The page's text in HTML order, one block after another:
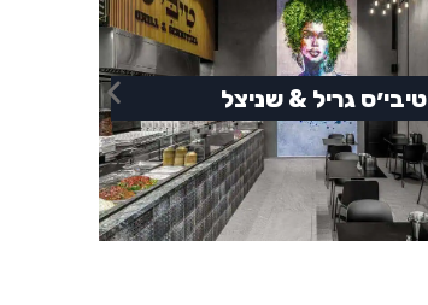
טיבי׳ס גריל & שניצל